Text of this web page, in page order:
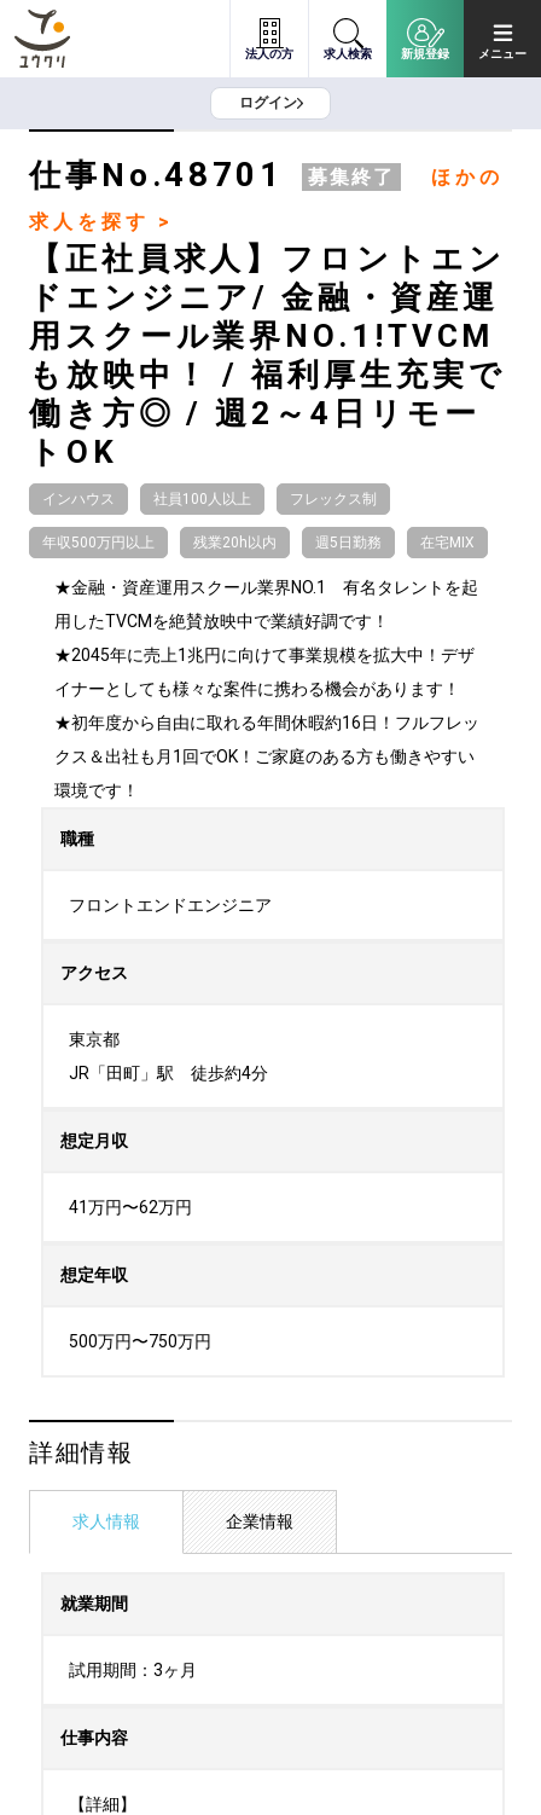
法人の方 求人検索 新規登録 メニュー
ログイン
仕事No.48701 募集終了
ほかの
求人を探す >
【正社員求人】フロントエン
ドエンジニア/ 金融・資産運
用スクール業界NO.1!TVCM
も放映中！ / 福利厚生充実で
働き方◎ / 週2～4日リモー
トOK
インハウス 社員100人以上 フレックス制
年収500万円以上 残業20h以内 週5日勤務 在宅MIX
★金融・資産運用スクール業界NO.1　有名タレントを起
用したTVCMを絶賛放映中で業績好調です！
★2045年に売上1兆円に向けて事業規模を拡大中！デザ
イナーとしても様々な案件に携わる機会があります！
★初年度から自由に取れる年間休暇約16日！フルフレッ
クス＆出社も月1回でOK！ご家庭のある方も働きやすい
環境です！
職種
フロントエンドエンジニア
アクセス
東京都
JR「田町」駅　徒歩約4分
想定月収
41万円〜62万円
想定年収
500万円〜750万円
詳細情報
求人情報 企業情報
就業期間
試用期間：3ヶ月
仕事内容
【詳細】